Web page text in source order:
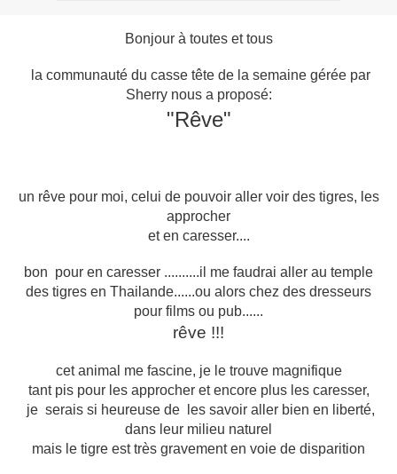
Bonjour à toutes et tous
la communauté du casse tête de la semaine gérée par
Sherry nous a proposé:
"Rêve"
un rêve pour moi, celui de pouvoir aller voir des tigres, les
approcher
et en caresser....
bon pour en caresser ..........il me faudrai aller au temple
des tigres en Thailande......ou alors chez des dresseurs
pour films ou pub......
rêve !!!
cet animal me fascine, je le trouve magnifique
tant pis pour les approcher et encore plus les caresser,
je serais si heureuse de les savoir aller bien en liberté,
dans leur milieu naturel
mais le tigre est très gravement en voie de disparition